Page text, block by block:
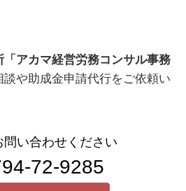
アカマ経営労務コンサル事務
談や助成金申請代行をご依頼い
問い合わせください
72-9285